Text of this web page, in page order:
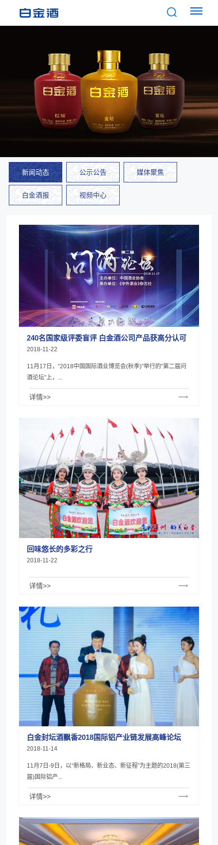
新闻动态 公示公告 媒体聚焦
白金酒报 视频中心
240名国家级评委盲评 白金酒公司产品获高分认可
2018-11-22
11月17日，“2018中国国际酒业博览会(秋季)”举行的“第二届问
酒论坛”上，...
详情>>
回味悠长的多彩之行
2018-11-22
详情>>
白金封坛酒飘香2018国际铝产业链发展高峰论坛
2018-11-14
11月7日-9日，以“新格局、新业态、新征程”为主题的2018(第三
届)国际铝产...
详情>>